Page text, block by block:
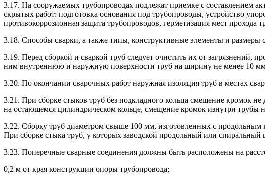
3.17. На сооружаемых трубопроводах подлежат приемке с составлением
скрытых работ: подготовка основания под трубопроводы, устройство
противокоррозионная защита трубопроводов, герметизация мест
3.18. Способы сварки, а также типы, конструктивные элементы и
3.19. Перед сборкой и сваркой труб следует очистить их от загрязнений,
ним внутреннюю и наружную поверхности труб на ширину не менее 10
3.20. По окончании сварочных работ наружная изоляция труб в местах
3.21. При сборке стыков труб без подкладного кольца смещение кромок
на остающемся цилиндрическом кольце, смещение кромок изнутри трубы
3.22. Сборку труб диаметром свыше 100 мм, изготовленных с
При сборке стыка труб, у которых заводской продольный или
3.23. Поперечные сварные соединения должны быть расположены на
0,2 м от края конструкции опоры трубопровода;